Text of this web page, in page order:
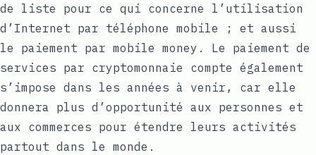
de liste pour ce qui concerne l’utilisation
d’Internet par téléphone mobile ; et aussi
le paiement par mobile money. Le paiement de
services par cryptomonnaie compte également
s’impose dans les années à venir, car elle
donnera plus d’opportunité aux personnes et
aux commerces pour étendre leurs activités
partout dans le monde.